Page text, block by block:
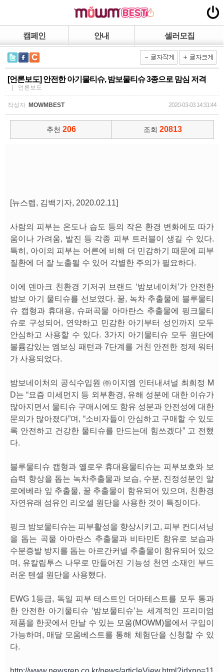
캠페인 안내 셀러모집
[언론보도] 안전한 아기물티슈, 밤보물티슈 3종으로 맘심 저격
| 언론보도
작성자 MOWMBEST 2020-03-03 14:31:44
추천 206 조회 20813
[뉴스렙, 김백기자, 2020.02.11]
사람의 피부는 온도나 습도 등의 작은 환경 변화에도 따가
움이나 가려움, 발진 등 각종 피부 트러블이 생길 수 있다.
특히, 아이의 피부는 어른에 비해 더 민감하기 때문에 피부
질환에 더 잘 노출될 수 있어 각별한 주의가 필요하다.
이에 덴마크 친환경 기저귀 브랜드 ‘밤보네이처’가 안전한
밤보 아기 물티슈를 선보였다. 꿀, 녹차 추출물에 블루물티
슈 캡형과 휴대용, 슈퍼곡물 아마란스 추출물에 핑크물티
슈로 구성되어, 연약하고 민감한 아기부터 성인까지 모두
안심하고 사용할 수 있다. 3가지 아기물티슈 모두 원단에
볼륨감있는 엠보싱 패턴과 7단계를 거친 안전한 정제 워터
가 사용되었다.
밤보네이처의 공식수입원 ㈜이지엠 인터내셔널 최희정 M
D는 “요즘 미세먼지 등 외부환경, 유해 성분에 대한 이슈가
많아지면서 물티슈 구매시에도 함유 성분과 안전성에 대한
문의가 많아졌다”며, “소비자들이 안심하고 구매할 수 있도
록 안전하고 건강한 물티슈를 만드는데 힘쓰겠다” 고 전했
다.
블루물티슈 캡형과 옐로우 휴대용물티슈는 피부보호와 보
습력 향상을 돕는 녹차추출물과 보습, 수분, 진정성분인 알
로에베라 잎 추출물, 꿀 추출물이 함유되어 있으며, 친환경
자연유래 섬유인 리오셀 원단을 사용한 것이 특징이다.
핑크 밤보물티슈는 피부활성을 향상시키고, 피부 컨디셔닝
을 돕는 곡물 아마란스 추출물과 비타민E 함유로 보습과
수분증발 방지를 돕는 아르간커넬 추출물이 함유되어 있으
며, 유칼립투스 나무로 만들어진 기능성 천연 소재인 부드
러운 텐셀 원단을 사용했다.
EWG 1등급, 독일 피부 테스트인 더마테스트를 모두 통과
한 안전한 아기물티슈 ‘밤보물티슈’는 세계적인 프리미엄
제품을 한곳에서 만날 수 있는 모움(MOWM)몰에서 구입이
가능하며, 매달 모움베스트를 통해 체험단을 신청할 수 있
다.